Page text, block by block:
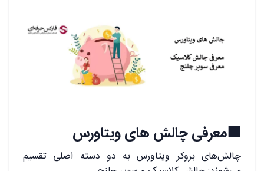
🟥معرفی چالش های ویتاورس
چالش‌های بروکر ویتاورس به دو دسته اصلی تقسیم